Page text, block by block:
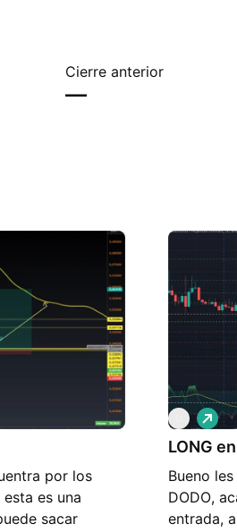
Cierre anterior
—
por los
es una
sacar
LONG
Bueno
DODO,
entrada,
L
a
r
o